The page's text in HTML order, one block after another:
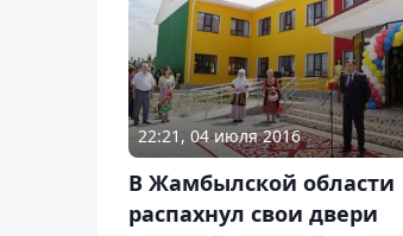
22:21, 04 июля 2016
В Жамбылской области
распахнул свои двери